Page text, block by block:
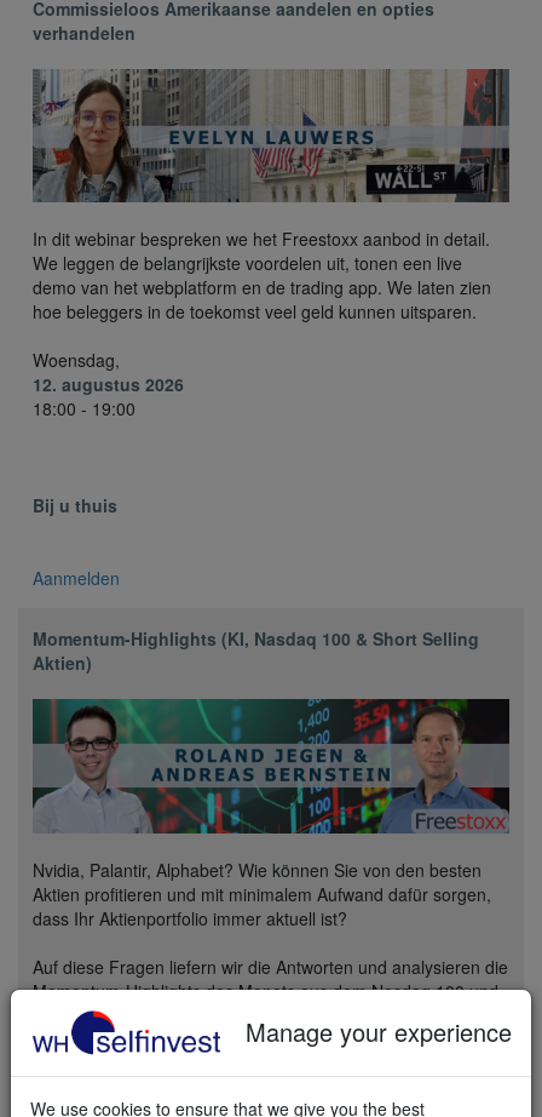
Commissieloos Amerikaanse aandelen en opties
verhandelen
In dit webinar bespreken we het Freestoxx aanbod in detail.
We leggen de belangrijkste voordelen uit, tonen een live
demo van het webplatform en de trading app. We laten zien
hoe beleggers in de toekomst veel geld kunnen uitsparen.
Woensdag,
12. augustus 2026
18:00 - 19:00
Bij u thuis
Aanmelden
Momentum-Highlights (KI, Nasdaq 100 & Short Selling
Aktien)
Nvidia, Palantir, Alphabet? Wie können Sie von den besten
Aktien profitieren und mit minimalem Aufwand dafür sorgen,
dass Ihr Aktienportfolio immer aktuell ist?
Auf diese Fragen liefern wir die Antworten und analysieren die
Momentum-Highlights des Monats aus dem Nasdaq 100 und
dem KI-Sektor. Auch auf Aktien mit starkem negativen
Momentum gehen wir ein, für die strategischManage your experience
We use cookies to ensure that we give you the best